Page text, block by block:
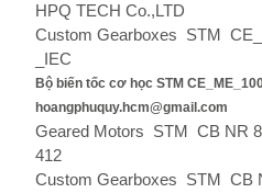
HPQ TECH Co.,LTD
Custom Gearboxes STM
_IEC
Bộ biến tốc cơ học STM
hoangphuquy.hcm@gmail.com
Geared Motors STM CB NR
412
Custom Gearboxes STM CB